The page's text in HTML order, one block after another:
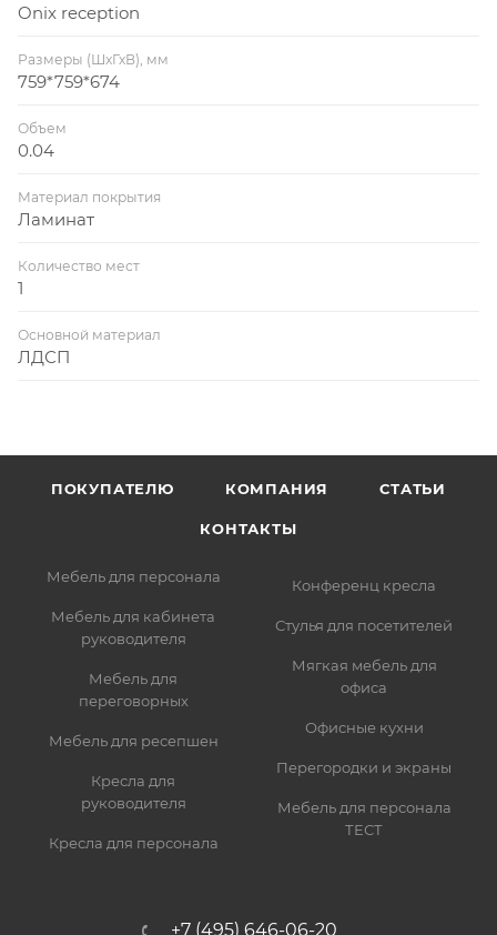
Onix reception
Размеры (ШхГхВ), мм
759*759*674
Объем
0.04
Материал покрытия
Ламинат
Количество мест
1
Основной материал
ЛДСП
ПОКУПАТЕЛЮ КОМПАНИЯ СТАТЬИ
КОНТАКТЫ
Мебель для персонала
Мебель для кабинета
руководителя
Мебель для
переговорных
Мебель для ресепшен
Кресла для
руководителя
Кресла для персонала
Конференц кресла
Стулья для посетителей
Мягкая мебель для
офиса
Офисные кухни
Перегородки и экраны
Мебель для персонала
ТЕСТ
+7 (495) 646-06-20